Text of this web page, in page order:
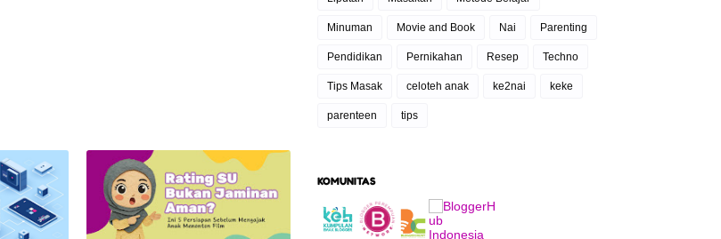
Minuman Movie and Book Nai Parenting
Pendidikan Pernikahan Resep Techno
Tips Masak celoteh anak ke2nai keke
parenteen tips
KOMUNITAS